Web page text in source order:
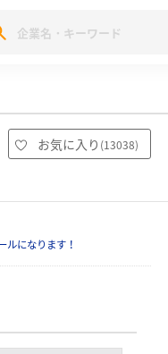
ン
みんなの新卒
28卒 IT・
お気に入り (13038)
ルになります！